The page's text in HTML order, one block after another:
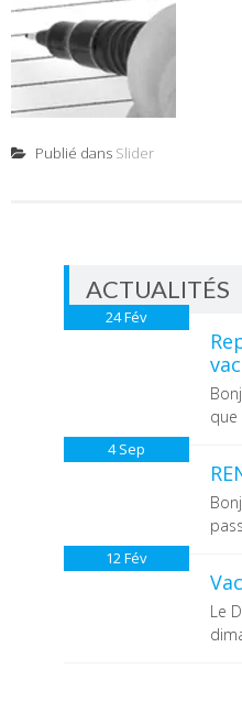
Publié dans Slider
ACTUALITÉS
24Fév
que
4 Sep
12Fév
Le